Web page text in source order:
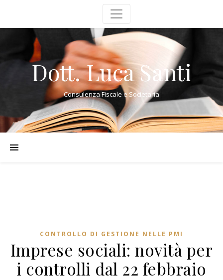
Dott. Luca Santi
Consulenza Fiscale e Societaria
CONTROLLO DI GESTIONE NELLE PMI
Imprese sociali: novità per
i controlli dal 22 febbraio